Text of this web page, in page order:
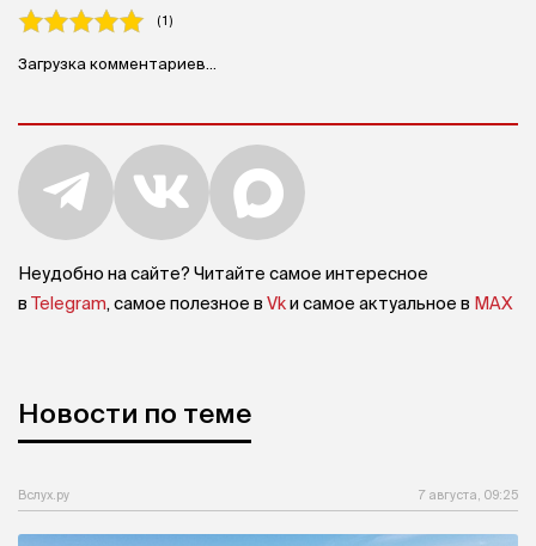
( 1 )
Загрузка комментариев...
Неудобно на сайте? Читайте самое интересное
в Telegram, самое полезное в Vkи самое актуальное в MAX
Новости по теме
Вслух.ру 7 августа, 09:25